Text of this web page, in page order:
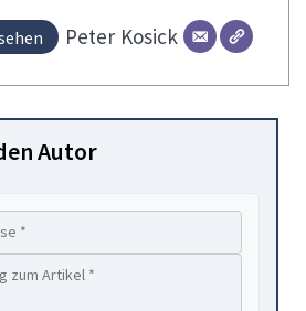
Peter Kosick
Autor